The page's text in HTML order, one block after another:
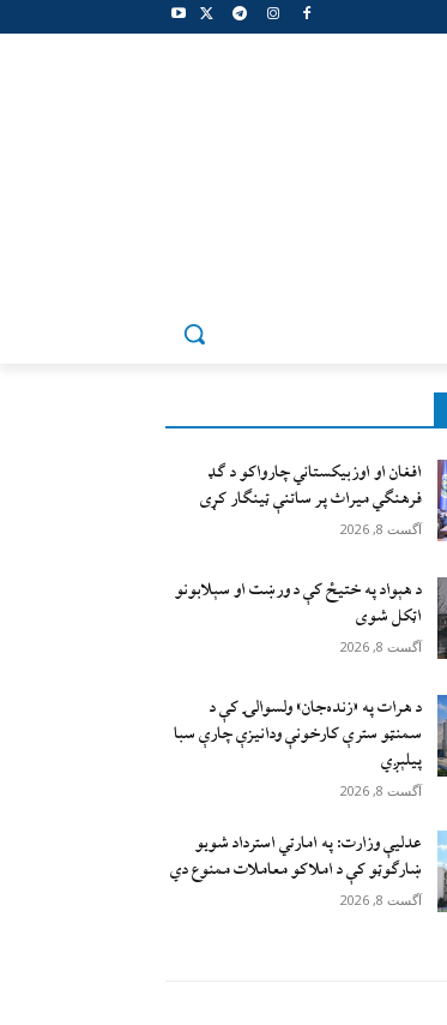
افغان او اوزبیکستاني چارواکو د ګډ
فرهنګي میراث پر ساتنې ټینګار کړی
آگست 8, 2026
د هېواد په ختیځ کې د ورښت او سېلابونو
اټکل شوی
آگست 8, 2026
د هرات په «زنده‌جان» ولسوالۍ کې د
سمنټو سترې کارخونې ودانیزې چارې سبا
پیلېږي
آگست 8, 2026
عدلیې وزارت: په امارتي استرداد شویو
ښارګوټو کې د املاکو معاملات ممنوع دي
آگست 8, 2026